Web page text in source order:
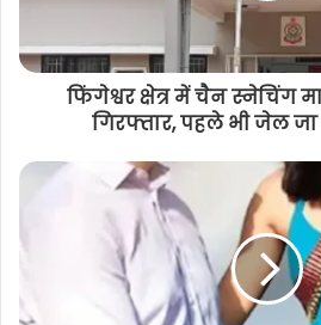
फिंगेश्वर क्षेत्र में चैन स्नेचिंग
गिरफ्तार, पहले भी जेल